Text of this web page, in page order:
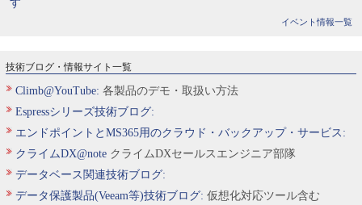
す
イベント情報一覧
技術ブログ・情報サイト一覧
Climb@YouTube: 各製品のデモ・取扱い方法
Espressシリーズ技術ブログ:
エンドポイントとMS365用のクラウド・バックアップ・サービス:
クライムDX@note クライムDXセールスエンジニア部隊
データベース関連技術ブログ:
データ保護製品(Veeam等)技術ブログ: 仮想化対応ツール含む